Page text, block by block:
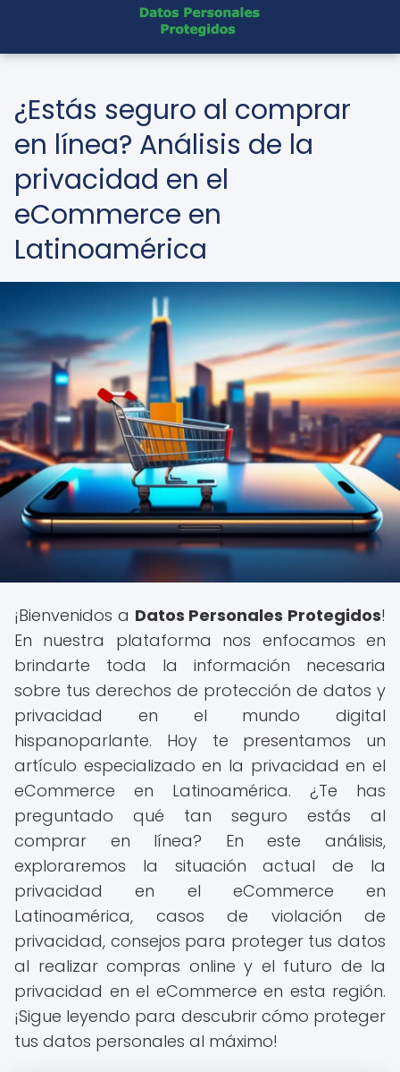
¿Estás seguro al comprar
en línea? Análisis de la
privacidad en el
eCommerce en
Latinoamérica
¡Bienvenidos a Datos Personales Protegidos!
En nuestra plataforma nos enfocamos en
brindarte toda la información necesaria
sobre tus derechos de protección de datos y
privacidad en el mundo digital
hispanoparlante. Hoy te presentamos un
artículo especializado en la privacidad en el
eCommerce en Latinoamérica. ¿Te has
preguntado qué tan seguro estás al
comprar en línea? En este análisis,
exploraremos la situación actual de la
privacidad en el eCommerce en
Latinoamérica, casos de violación de
privacidad, consejos para proteger tus datos
al realizar compras online y el futuro de la
privacidad en el eCommerce en esta región.
¡Sigue leyendo para descubrir cómo proteger
tus datos personales al máximo!